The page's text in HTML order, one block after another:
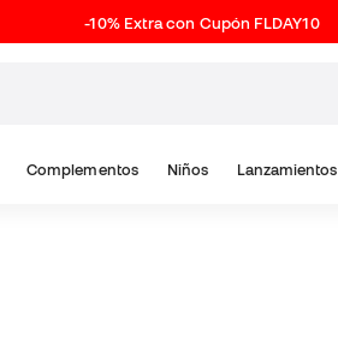
-10% Extra con Cupón FLDAY10
Complementos Niños Lanzamientos